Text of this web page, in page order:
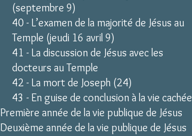
(septembre 9)
40 - L’examen de la majorité de Jésus au
Temple (jeudi 16 avril 9)
41 - La discussion de Jésus avec les
docteurs au Temple
42 - La mort de Joseph (24)
43 - En guise de conclusion à la vie cachée
Première année de la vie publique de Jésus
Deuxième année de la vie publique de Jésus